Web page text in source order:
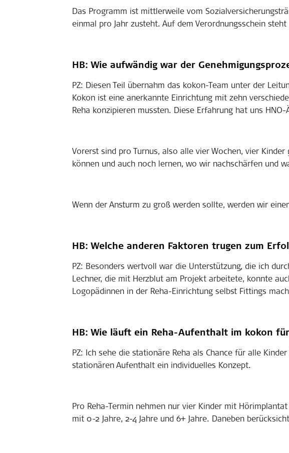
Das Programm ist mittlerweile vom
einmal pro Jahr zusteht. Auf dem Verordnungsschein
HB: Wie aufwändig war der
PZ: Diesen Teil übernahm das kokon-Team unter der
Kokon ist eine anerkannte Einrichtung mit zehn
Reha konzipieren mussten. Diese Erfahrung hat uns
Vorerst sind pro Turnus, also alle vier Wochen, vier
können und auch noch lernen, wo wir nachschärfen und
Wenn der Ansturm zu groß werden sollte, werden wir
HB: Welche anderen Faktoren trugen zum
PZ: Besonders wertvoll war die Unterstützung, die ich
Lechner, die mit Herzblut am Projekt arbeitete, konnte
Logopädinnen in der Reha-Einrichtung selbst Fittings
HB: Wie läuft ein Reha-Aufenthalt im kokon
PZ: Ich sehe die stationäre Reha als Chance für alle
stationären Aufenthalt ein individuelles Konzept.
Pro Reha-Termin nehmen nur vier Kinder mit
mit 0-2 Jahre, 2-4 Jahre und 6+ Jahre. Daneben